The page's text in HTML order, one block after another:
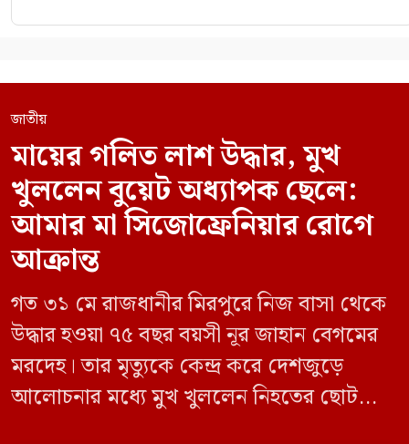
জাতীয়
মায়ের গলিত লাশ উদ্ধার, মুখ
খুললেন বুয়েট অধ্যাপক ছেলে:
আমার মা সিজোফ্রেনিয়ার রোগে
আক্রান্ত
গত ৩১ মে রাজধানীর মিরপুরে নিজ বাসা থেকে
উদ্ধার হওয়া ৭৫ বছর বয়সী নূর জাহান বেগমের
মরদেহ। তার মৃত্যুকে কেন্দ্র করে দেশজুড়ে
আলোচনার মধ্যে মুখ খুললেন নিহতের ছোট